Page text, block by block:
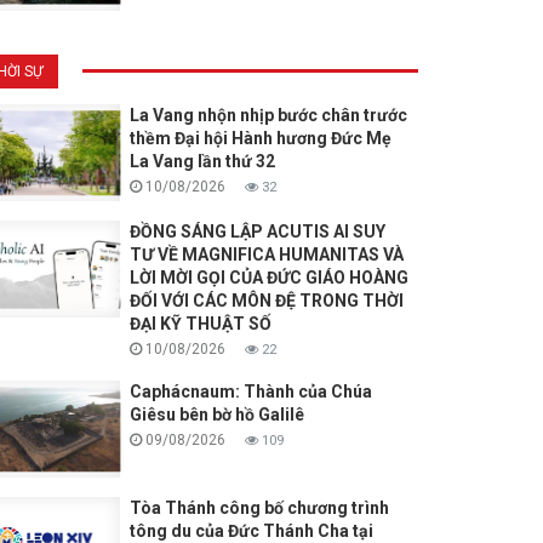
SỰ
La Vang nhộn nhịp bước chân trước
thềm Đại hội Hành hương Đức Mẹ
La Vang lần thứ 32
10/08/2026 32
ĐỒNG SÁNG LẬP ACUTIS AI SUY
TƯ VỀ MAGNIFICA HUMANITAS VÀ
LỜI MỜI GỌI CỦA ĐỨC GIÁO HOÀNG
ĐỐI VỚI CÁC MÔN ĐỆ TRONG THỜI
ĐẠI KỸ THUẬT SỐ
10/08/2026 22
Caphácnaum: Thành của Chúa
Giêsu bên bờ hồ Galilê
09/08/2026 109
Tòa Thánh công bố chương trình
tông du của Đức Thánh Cha tại